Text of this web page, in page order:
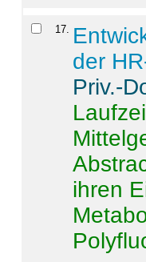
17
der
Priv.-
ihren